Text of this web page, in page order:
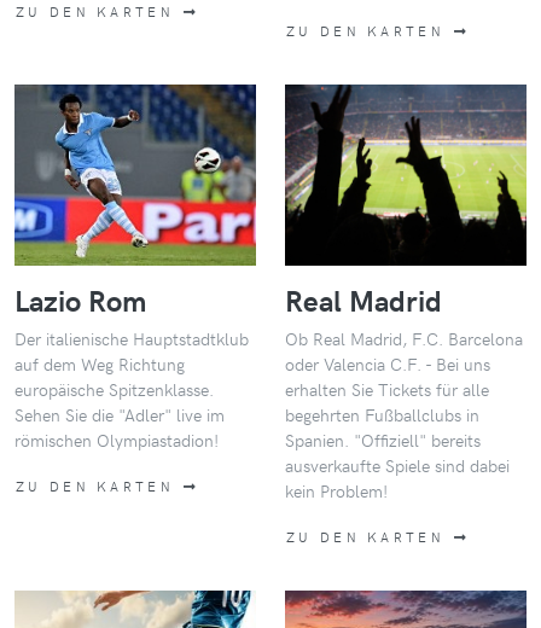
ZU DEN KARTEN
ZU DEN KARTEN
Lazio Rom
Der italienische Hauptstadtklub
auf dem Weg Richtung
europäische Spitzenklasse.
Sehen Sie die "Adler" live im
römischen Olympiastadion!
ZU DEN KARTEN
Real Madrid
Ob Real Madrid, F.C. Barcelona
oder Valencia C.F. - Bei uns
erhalten Sie Tickets für alle
begehrten Fußballclubs in
Spanien. "Offiziell" bereits
ausverkaufte Spiele sind dabei
kein Problem!
ZU DEN KARTEN